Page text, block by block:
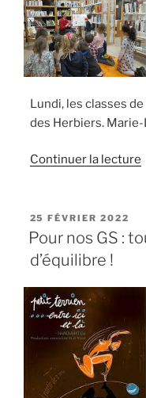
Lundi, les classes
des Herbiers.
Continuer la lecture
PUBLIÉ
LE
25 FÉVRIER 2022
Pour nos GS :
d’équilibre !